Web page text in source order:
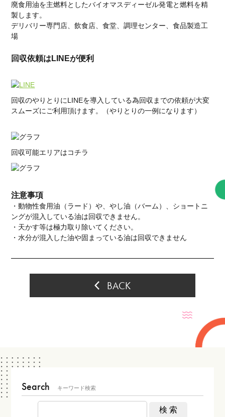
廃食用油を主燃料としたバイオマスディーゼル発電と燃料を精
製します。
デリバリー専門店、飲食店、食堂、調理センター、食品製造工
場
回収依頼はLINEが便利
回収のやりとりにLINEを導入している為回収までの依頼が大変
スムーズにご利用頂けます。（やりとりの一例になります）
回収可能エリアはコチラ
注意事項
・動物性食用油（ラード）や、やし油（バーム）、ショートニ
ングが混入している油は回収できません。
・天かす等は極力取り除いてください。
・水分が混入した油や固まっている油は回収できません
BACK
Search キーワード検索